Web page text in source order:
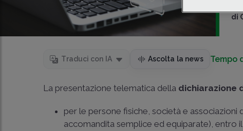
di
Traduci con IA Ascolta la news Tempo
La presentazione telematica della dichiarazione
per le persone fisiche, società e
accomandita semplice ed equiparate), entro